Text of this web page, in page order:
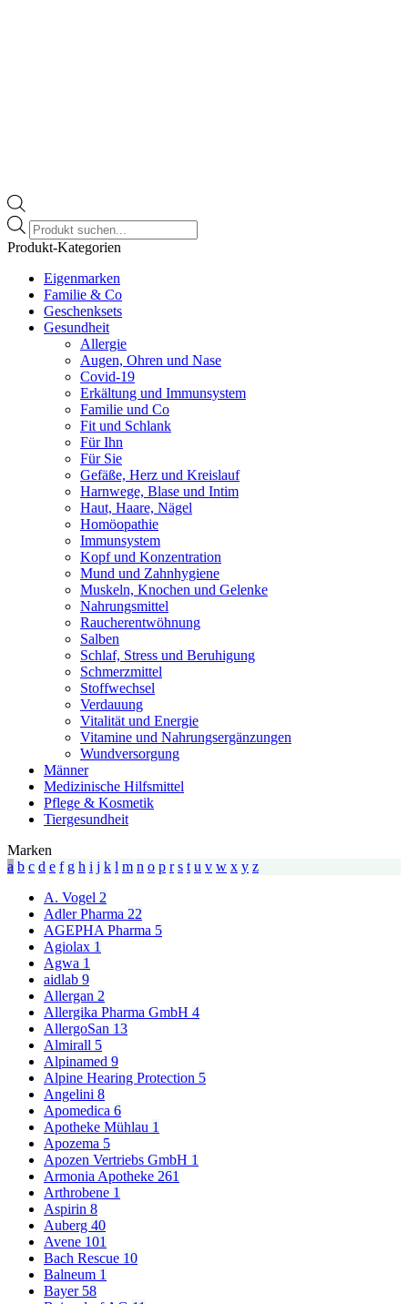
Products
search
Produkt-Kategorien
Eigenmarken
Familie & Co
Geschenksets
Gesundheit
Allergie
Augen, Ohren und Nase
Covid-19
Erkältung und Immunsystem
Familie und Co
Fit und Schlank
Für Ihn
Für Sie
Gefäße, Herz und Kreislauf
Harnwege, Blase und Intim
Haut, Haare, Nägel
Homöopathie
Immunsystem
Kopf und Konzentration
Mund und Zahnhygiene
Muskeln, Knochen und Gelenke
Nahrungsmittel
Raucherentwöhnung
Salben
Schlaf, Stress und Beruhigung
Schmerzmittel
Stoffwechsel
Verdauung
Vitalität und Energie
Vitamine und Nahrungsergänzungen
Wundversorgung
Männer
Medizinische Hilfsmittel
Pflege & Kosmetik
Tiergesundheit
Marken
a b c d e f g h i j k l m n o p r s t u v w x y z
A. Vogel 2
Adler Pharma 22
AGEPHA Pharma 5
Agiolax 1
Agwa 1
aidlab 9
Allergan 2
Allergika Pharma GmbH 4
AllergoSan 13
Almirall 5
Alpinamed 9
Alpine Hearing Protection 5
Angelini 8
Apomedica 6
Apotheke Mühlau 1
Apozema 5
Apozen Vertriebs GmbH 1
Armonia Apotheke 261
Arthrobene 1
Aspirin 8
Auberg 40
Avene 101
Bach Rescue 10
Balneum 1
Bayer 58